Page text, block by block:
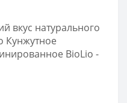
вкус натурального
Кунжутное
BioLio -